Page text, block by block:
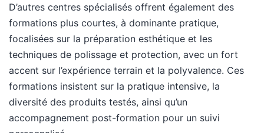
D’autres centres spécialisés offrent également des
formations plus courtes, à dominante pratique,
focalisées sur la préparation esthétique et les
techniques de polissage et protection, avec un fort
accent sur l’expérience terrain et la polyvalence. Ces
formations insistent sur la pratique intensive, la
diversité des produits testés, ainsi qu’un
accompagnement post-formation pour un suivi